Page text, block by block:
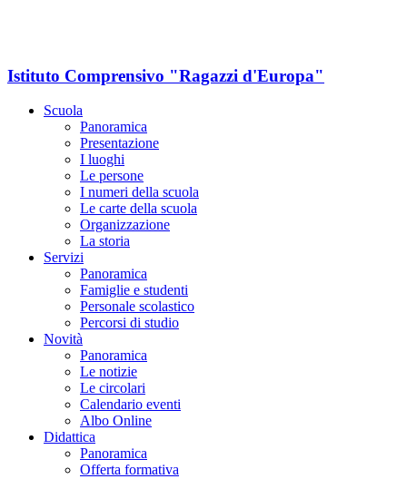
Istituto Comprensivo "Ragazzi d'Europa"
Scuola
Panoramica
Presentazione
I luoghi
Le persone
I numeri della scuola
Le carte della scuola
Organizzazione
La storia
Servizi
Panoramica
Famiglie e studenti
Personale scolastico
Percorsi di studio
Novità
Panoramica
Le notizie
Le circolari
Calendario eventi
Albo Online
Didattica
Panoramica
Offerta formativa